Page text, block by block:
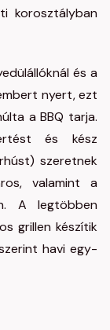
korosztályban
és a
nyert, ezt
a BBQ tarja.
és kész
szeretnek
valamint a
A legtöbben
grillen készítik
havi egy-